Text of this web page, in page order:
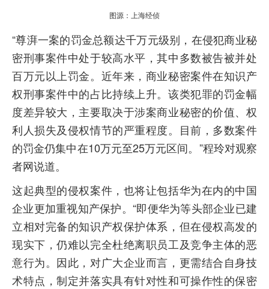
图源：上海经侦
“尊湃一案的罚金总额达千万元级别，在侵犯商业秘
密刑事案件中处于较高水平，其中多数被告被并处
百万元以上罚金。近年来，商业秘密案件在知识产
权刑事案件中的占比持续上升。该类犯罪的罚金幅
度差异较大，主要取决于涉案商业秘密的价值、权
利人损失及侵权情节的严重程度。目前，多数案件
的罚金仍集中在10万元至25万元区间。”程玲对观察
者网说道。
这起典型的侵权案件，也将让包括华为在内的中国
企业更加重视知产保护。“即便华为等头部企业已建
立相对完备的知识产权保护体系，但在侵权高发的
现实下，仍难以完全杜绝离职员工及竞争主体的恶
意行为。因此，对广大企业而言，更需结合自身技
术特点，制定并落实具有针对性和可操作性的保密